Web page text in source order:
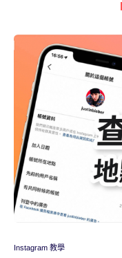
Instagram 教學